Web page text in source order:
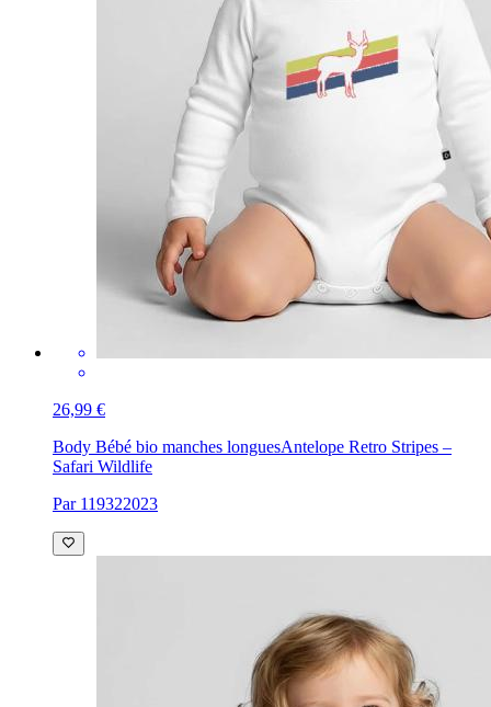
26,99 €
Body Bébé bio manches longuesAntelope Retro Stripes –
Safari Wildlife
Par 119322023